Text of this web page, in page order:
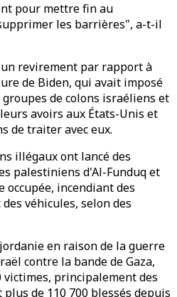
pour mettre fin au
les barrières", a-t-il
revirement par rapport à
de Biden, qui avait imposé
de colons israéliens et
avoirs aux États-Unis et
de traiter avec eux.
illégaux ont lancé des
palestiniens d'Al-Funduq et
occupée, incendiant des
véhicules, selon des
en raison de la guerre
contre la bande de Gaza,
principalement des
de 110 700 blessés depuis